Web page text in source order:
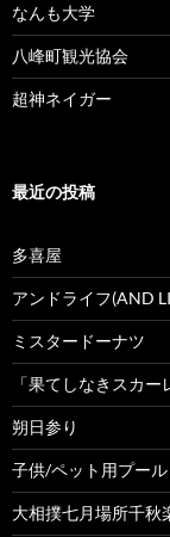
なんも大学
八峰町観光協会
超神ネイガー
最近の投稿
多喜屋
アンドライフ(AND
ミスタードーナツ
「果てしなきスカー
朔日参り
子供/ペット用プール
大相撲七月場所千秋